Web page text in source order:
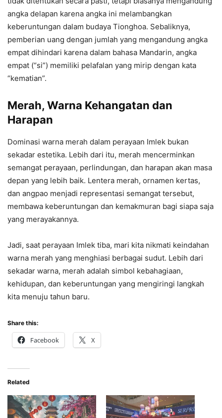
angka delapan karena angka ini melambangkan
keberuntungan dalam budaya Tionghoa. Sebaliknya,
pemberian uang dengan jumlah yang mengandung angka
empat dihindari karena dalam bahasa Mandarin, angka
empat (“si”) memiliki pelafalan yang mirip dengan kata
“kematian”.
Merah, Warna Kehangatan dan
Harapan
Dominasi warna merah dalam perayaan Imlek bukan
sekadar estetika. Lebih dari itu, merah mencerminkan
semangat perayaan, perlindungan, dan harapan akan masa
depan yang lebih baik. Lentera merah, ornamen kertas,
dan angpao menjadi representasi semangat tersebut,
membawa keberuntungan dan kemakmuran bagi siapa saja
yang merayakannya.
Jadi, saat perayaan Imlek tiba, mari kita nikmati keindahan
warna merah yang menghiasi berbagai sudut. Lebih dari
sekadar warna, merah adalah simbol kebahagiaan,
kehidupan, dan keberuntungan yang mengiringi langkah
kita menuju tahun baru.
Share this:
Facebook X
Related